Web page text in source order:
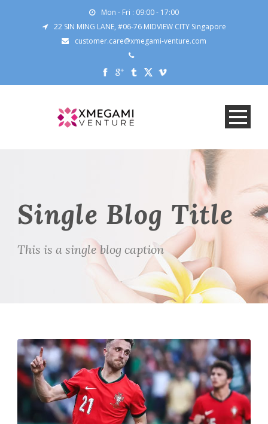
Mon - Fri : 09:00 - 17:00
22 SIN MING LANE, #06-76 MIDVIEW CITY Singapore
customer.care@xmegami-venture.com
Single Blog Title
This is a single blog caption